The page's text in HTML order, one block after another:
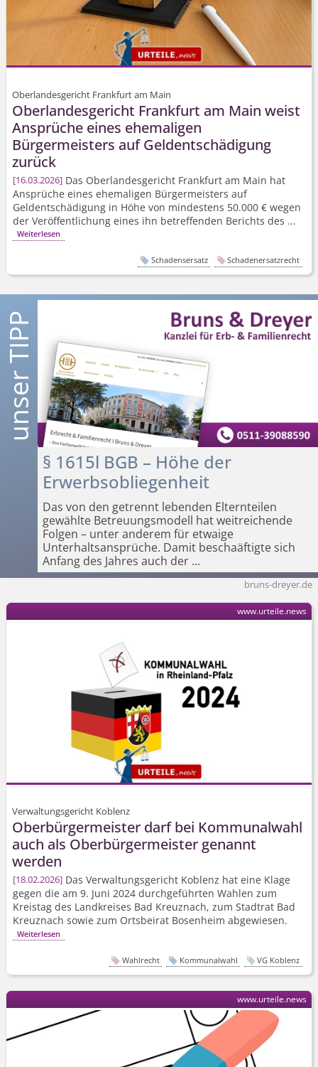
Oberlandesgericht Frankfurt am Main
Oberlandesgericht Frankfurt am Main weist
Ansprüche eines ehemaligen
Bürgermeisters auf Geldentschädigung
zurück
16.03.2026 Das Oberlandesgericht Frankfurt am Main hat
Ansprüche eines ehemaligen Bürgermeisters auf
Geldentschädigung in Höhe von mindestens 50.000 € wegen
der Veröffentlichung eines ihn betreffenden Berichts des ...
Weiterlesen
Schadensersatz Schadenersatzrecht
§ 1615l BGB – Höhe der
Erwerbsobliegenheit
Das von den getrennt lebenden Elternteilen
gewählte Betreuungsmodell hat weitreichende
Folgen – unter anderem für etwaige
Unterhaltsansprüche. Damit beschaäftigte sich
Anfang des Jahres auch der...
bruns-dreyer.de
Verwaltungsgericht Koblenz
Oberbürgermeister darf bei Kommunalwahl
auch als Oberbürgermeister genannt
werden
18.02.2026 Das Verwaltungsgericht Koblenz hat eine Klage
gegen die am 9. Juni 2024 durchgeführten Wahlen zum
Kreistag des Landkreises Bad Kreuznach, zum Stadtrat Bad
Kreuznach sowie zum Ortsbeirat Bosenheim abgewiesen.
Weiterlesen
www.urteile.news
Wahlrecht Kommunalwahl VG Koblenz
www.urteile.news